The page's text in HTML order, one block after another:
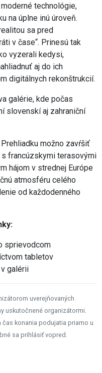
technológie,
na úplne inú úroveň.
sa pred
v čase“. Prinesú tak
vyzerali kedysi,
aj do ich
digitálnych rekonštrukcií.
galérie, kde počas
slovenskí aj zahraniční
možno zavŕšiť
francúzskymi terasovými
hájom v strednej Európe
atmosféru celého
od každodenného
sprievodcom
tabletov
galérii
uverejňovaných
uskutočnené organizátormi.
konania podujatia priamo u
sa prihlásiť vopred.